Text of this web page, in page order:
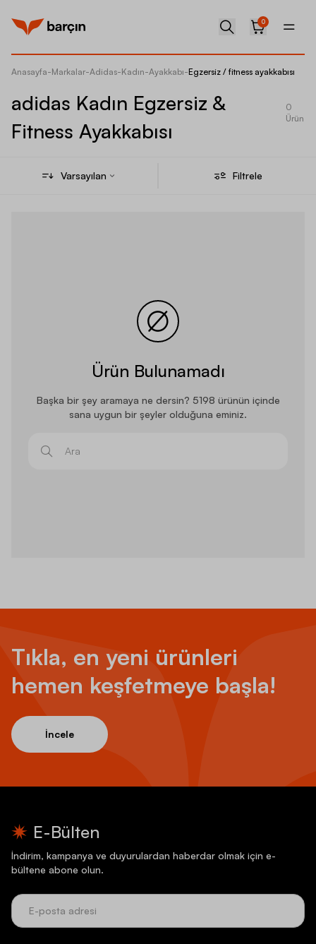
0
Anasayfa-Markalar-Adidas-Kadın-Ayakkabı-Egzersiz / fitness ayakkabısı
adidas Kadın Egzersiz &
Fitness Ayakkabısı
0
Ürün
Varsayılan Filtrele
Ürün Bulunamadı
Başka bir şey aramaya ne dersin? 5198 ürünün içinde
sana uygun bir şeyler olduğuna eminiz.
Ara
Tıkla, en yeni ürünleri
hemen keşfetmeye başla!
İncele
E-Bülten
İndirim, kampanya ve duyurulardan haberdar olmak için e-
bültene abone olun.